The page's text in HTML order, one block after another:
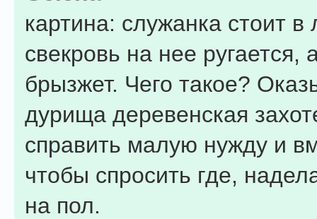
картина: служанка стоит в
свекровь на нее ругается,
брызжет. Чего такое?
дурища деревенская
справить малую нужду и
чтобы спросить где,
на пол.